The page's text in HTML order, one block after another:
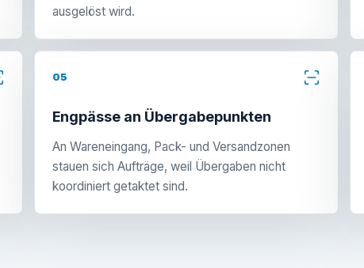
ausgelöst wird.
05
Engpässe an Übergabepunkten
An Wareneingang, Pack- und Versandzonen
stauen sich Aufträge, weil Übergaben nicht
koordiniert getaktet sind.